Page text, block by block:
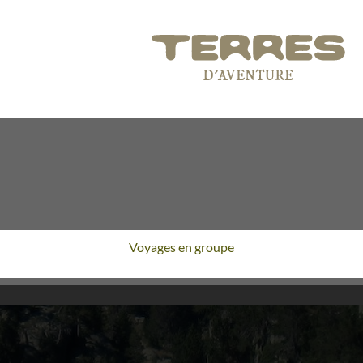
Voyages en groupe